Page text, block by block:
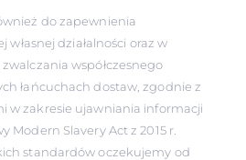
do zapewnienia
własnej działalności oraz w
współczesnego
łańcuchach dostaw, zgodnie z
w zakresie ujawniania informacji
Modern Slavery Act z 2015 r.
standardów oczekujemy od